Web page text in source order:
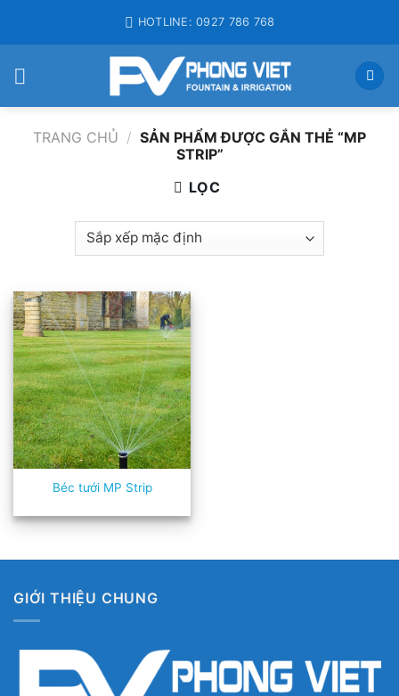
HOTLINE: 0927 786 768
TRANG CHỦ / SẢN PHẨM ĐƯỢC GẮN THẺ “MP
STRIP”
LỌC
Béc tưới MP Strip
GIỚI THIỆU CHUNG